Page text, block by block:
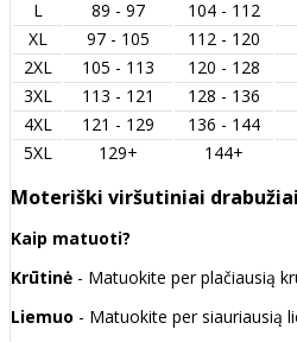
L
89 - 97 104 - 112
XL
97 - 105 112 - 120
2XL
105 - 113 120 - 128
3XL
113 - 121 128 - 136
4XL
121 - 129 136 - 144
5XL
129+ 144+
Moteriški viršutiniai drabužiai
Kaip matuoti?
Krūtinė - Matuokite per plačiausią
Liemuo - Matuokite per siauriausią